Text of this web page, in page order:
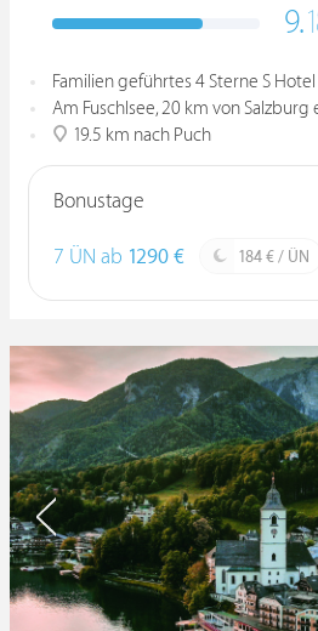
9.
Familien geführtes 4 Sterne S
Am Fuschlsee, 20 km von
19.5 km nach Puch
Bonustage
7 ÜN ab 1290 € 184 € / ÜN